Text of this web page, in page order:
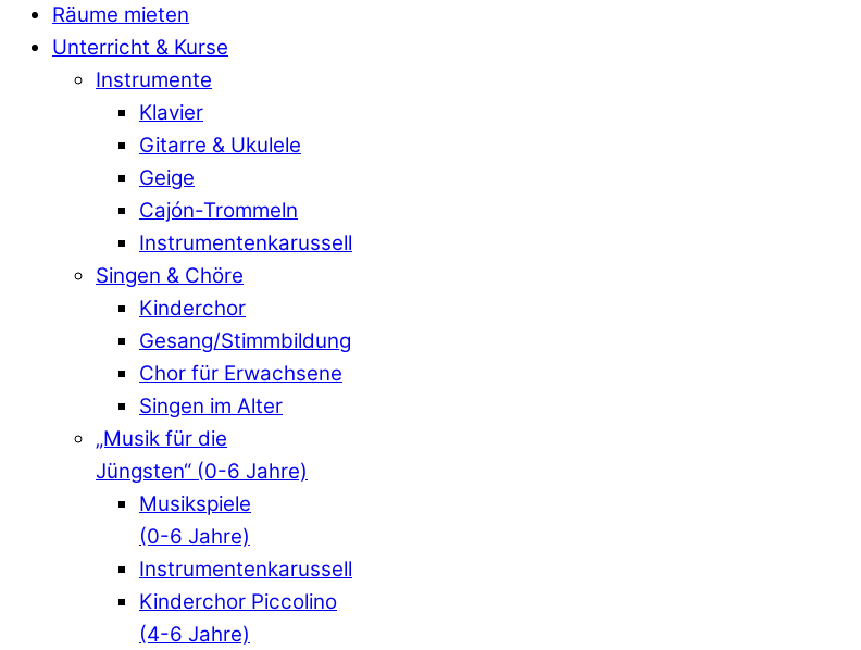
Räume mieten
Unterricht & Kurse
Instrumente
Klavier
Gitarre & Ukulele
Geige
Cajón-Trommeln
Instrumentenkarussell
Singen & Chöre
Kinderchor
Gesang/Stimmbildung
Chor für Erwachsene
Singen im Alter
„Musik für die
Jüngsten“ (0-6 Jahre)
Musikspiele
(0-6 Jahre)
Instrumentenkarussell
Kinderchor Piccolino
(4-6 Jahre)